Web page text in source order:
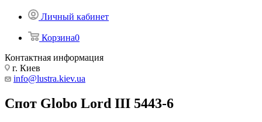
Личный кабинет
Корзина0
Контактная информация
г. Киев
info@lustra.kiev.ua
Спот Globo Lord III 5443-6